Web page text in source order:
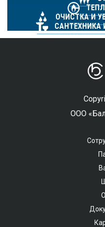
ОЧИСТКА И
САНТЕХНИКА
ООО